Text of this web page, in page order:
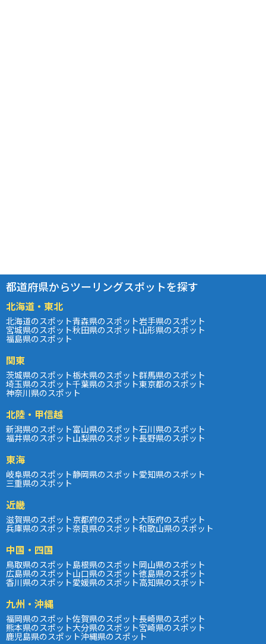
都道府県からツーリングスポットを探す
北海道・東北
北海道のスポット青森県のスポット岩手県のスポット
宮城県のスポット秋田県のスポット山形県のスポット
福島県のスポット
関東
茨城県のスポット栃木県のスポット群馬県のスポット
埼玉県のスポット千葉県のスポット東京都のスポット
神奈川県のスポット
北陸・甲信越
新潟県のスポット富山県のスポット石川県のスポット
福井県のスポット山梨県のスポット長野県のスポット
東海
岐阜県のスポット静岡県のスポット愛知県のスポット
三重県のスポット
近畿
滋賀県のスポット京都府のスポット大阪府のスポット
兵庫県のスポット奈良県のスポット和歌山県のスポット
中国・四国
鳥取県のスポット島根県のスポット岡山県のスポット
広島県のスポット山口県のスポット徳島県のスポット
香川県のスポット愛媛県のスポット高知県のスポット
九州・沖縄
福岡県のスポット佐賀県のスポット長崎県のスポット
熊本県のスポット大分県のスポット宮崎県のスポット
鹿児島県のスポット沖縄県のスポット